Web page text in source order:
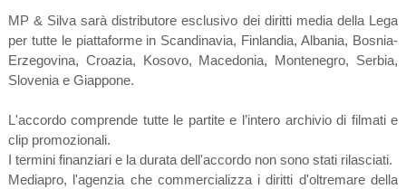
MP & Silva sarà distributore esclusivo dei diritti media della Lega
per tutte le piattaforme in Scandinavia, Finlandia, Albania, Bosnia-
Erzegovina, Croazia, Kosovo, Macedonia, Montenegro, Serbia,
Slovenia e Giappone.
L'accordo comprende tutte le partite e l’intero archivio di filmati e
clip promozionali.
I termini finanziari e la durata dell'accordo non sono stati rilasciati.
Mediapro, l'agenzia che commercializza i diritti d'oltremare della